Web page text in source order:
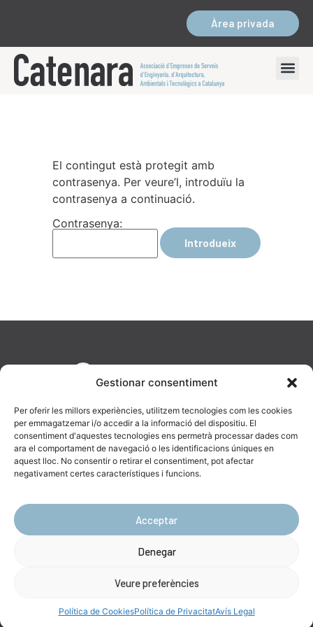
Gestionar consentiment
Per oferir les millors experiències, utilitzem tecnologies com les cookies
per emmagatzemar i/o accedir a la informació del dispositiu. El
consentiment d'aquestes tecnologies ens permetrà processar dades com
ara el comportament de navegació o les identificacions úniques en
aquest lloc. No consentir o retirar el consentiment, pot afectar
negativament certes característiques i funcions.
Acceptar
Denegar
Veure preferències
Política de CookiesPolítica de PrivacitatAvís Legal
Àrea privada
El contingut està protegit amb
contrasenya. Per veure’l, introduïu la
contrasenya a continuació.
Contrasenya:
AV. Diagonal, 477, 08036 Barcelona
de Cookies